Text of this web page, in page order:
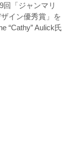
回「ジャンマリ
イン優秀賞」を
“Cathy” Aulick氏